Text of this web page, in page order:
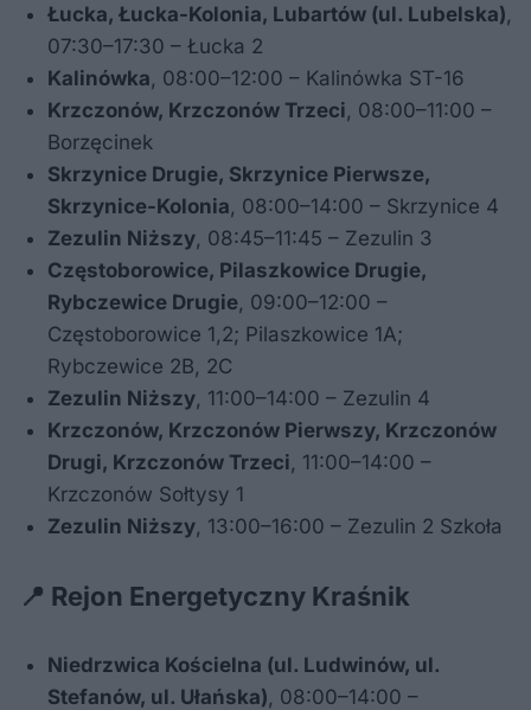
Łucka, Łucka-Kolonia, Lubartów (ul. Lubelska)
07:30–17:30 – Łucka 2
Kalinówka , 08:00–12:00 – Kalinówka ST-16
Krzczonów, Krzczonów Trzeci , 08:00–11:00 –
Borzęcinek
Skrzynice Drugie, Skrzynice Pierwsze,
Skrzynice-Kolonia , 08:00–14:00 – Skrzynice 4
Zezulin Niższy , 08:45–11:45 – Zezulin 3
Częstoborowice, Pilaszkowice Drugie,
Rybczewice Drugie , 09:00–12:00 –
Częstoborowice 1,2; Pilaszkowice 1A;
Rybczewice 2B, 2C
Zezulin Niższy , 11:00–14:00 – Zezulin 4
Krzczonów, Krzczonów Pierwszy, Krzczonów
Drugi, Krzczonów Trzeci , 11:00–14:00 –
Krzczonów Sołtysy 1
Zezulin Niższy , 13:00–16:00 – Zezulin 2 Szkoła
📍 Rejon Energetyczny Kraśnik
Niedrzwica Kościelna (ul. Ludwinów, ul.
Stefanów, ul. Ułańska) , 08:00–14:00 –